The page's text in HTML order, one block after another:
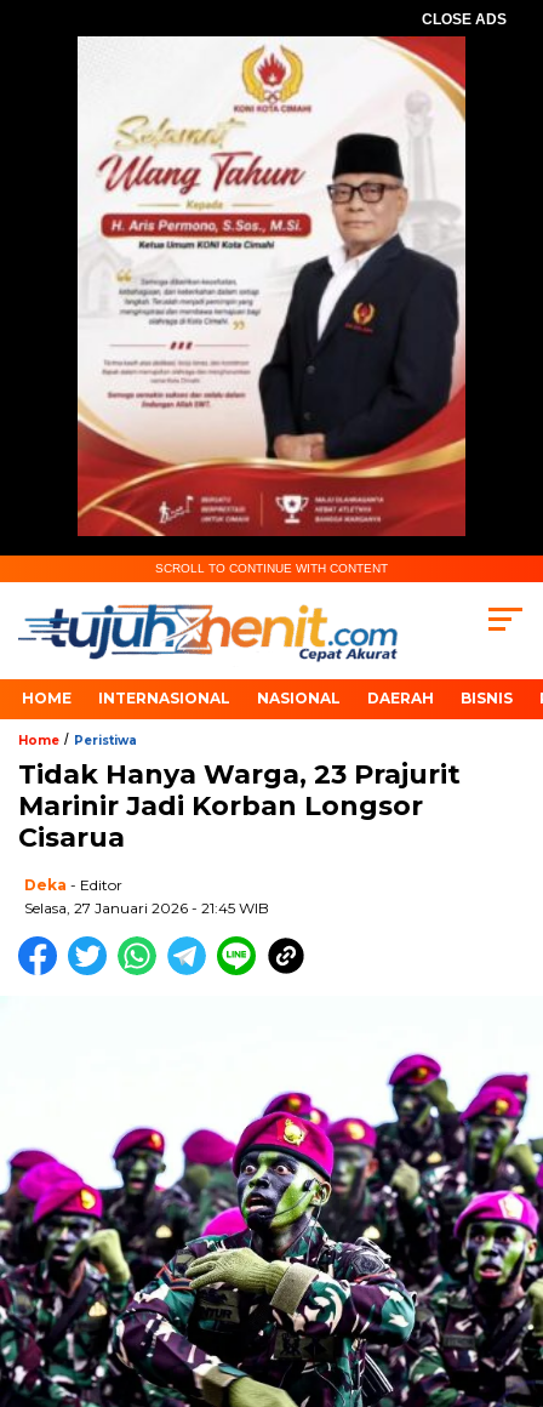
CLOSE ADS
SCROLL TO CONTINUE WITH CONTENT
HOME INTERNASIONAL NASIONAL DAERAH BISNIS
Home / Peristiwa
Tidak Hanya Warga, 23 Prajurit
Marinir Jadi Korban Longsor
Cisarua
Deka - Editor
Selasa, 27 Januari 2026 - 21:45 WIB